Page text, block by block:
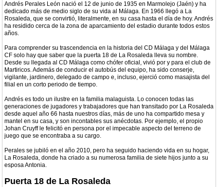
Andrés Perales León nació el 12 de junio de 1935 en Marmolejo (Jaén) y ha
dedicado más de medio siglo de su vida al Málaga. En 1966 llegó a La
Rosaleda, que se convirtió, literalmente, en su casa hasta el día de hoy. Andrés
ha residido cerca de la zona de aparcamiento del estadio durante todos estos
años.
Para comprender su trascendencia en la historia del CD Málaga y del Málaga
CF solo hay que saber que la puerta 18 de La Rosaleda lleva su nombre.
Desde su llegada al CD Málaga como chófer oficial, vivió por y para el club de
Martiricos. Además de conducir el autobús del equipo, ha sido conserje,
vigilante, jardinero, delegado de campo e, incluso, ejerció como masajista del
filial en un corto periodo de tiempo.
Andrés es todo un ilustre en la familia malaguista. Lo conocen todas las
generaciones de jugadores y trabajadores que han transitado por La Rosaleda
desde aquel año 66 hasta nuestros días, más de uno ha compartido mesa y
mantel en su casa, y son incontables sus anécdotas. Por ejemplo, el propio
Johan Cruyff le felicitó en persona por el impecable aspecto del terreno de
juego que se encontraba a su cargo.
Perales se jubiló en el año 2010, pero ha seguido haciendo vida en su hogar,
La Rosaleda, donde ha criado a su numerosa familia de siete hijos junto a su
esposa Antonia.
Puerta 18 de La Rosaleda